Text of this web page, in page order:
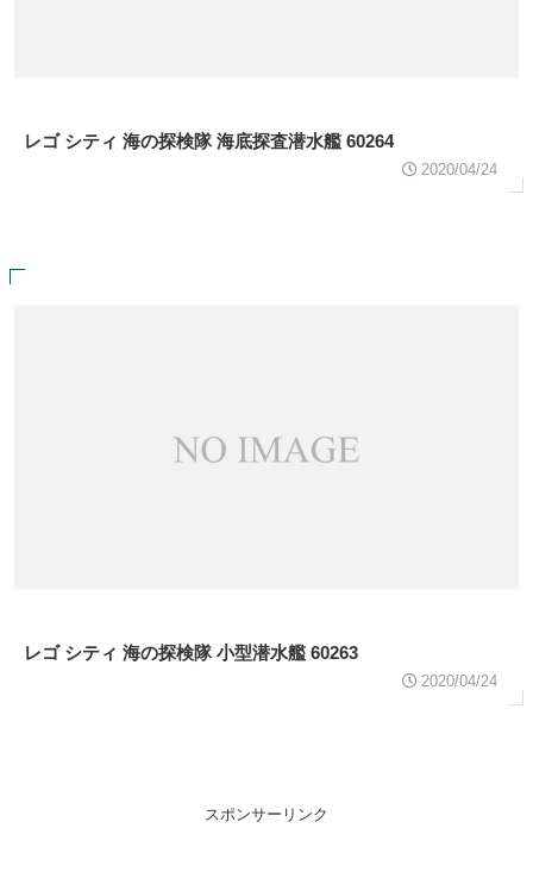
レゴ シティ 海の探検隊 海底探査潜水艦 60264
2020/04/24
レゴ シティ 海の探検隊 小型潜水艦 60263
2020/04/24
スポンサーリンク